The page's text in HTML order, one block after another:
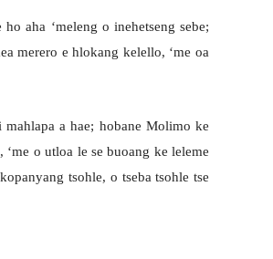
aha ‘meleng o inehetseng sebe;
merero e hlokang kelello, ‘me oa
a hae; hobane Molimo ke
‘me o utloa le se buoang ke leleme
tsohle, o tseba tsohle tse